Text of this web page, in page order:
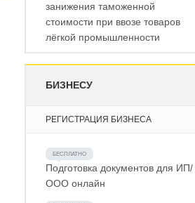
занижения таможенной
стоимости при ввозе товаров
лёгкой промышленности
БИЗНЕСУ
РЕГИСТРАЦИЯ БИЗНЕСА
Подготовка документов для ИП/
ООО онлайн